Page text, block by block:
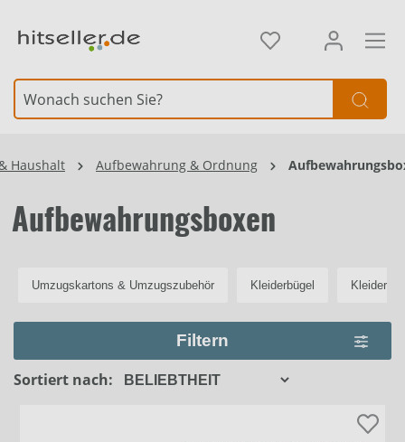
Haushalt Aufbewahrung & Ordnung
Aufbewahrungsboxen
Umzugskartons & Umzugszubehör Kleiderbügel
Filtern
Sortiert nach:
Element überspringen